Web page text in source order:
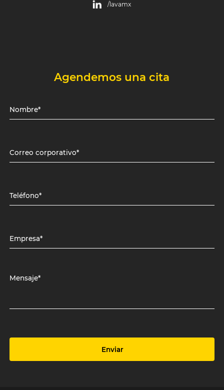
/lavamx
Agendemos una cita
Nombre*
Correo corporativo*
Teléfono*
Empresa*
Mensaje*
Enviar